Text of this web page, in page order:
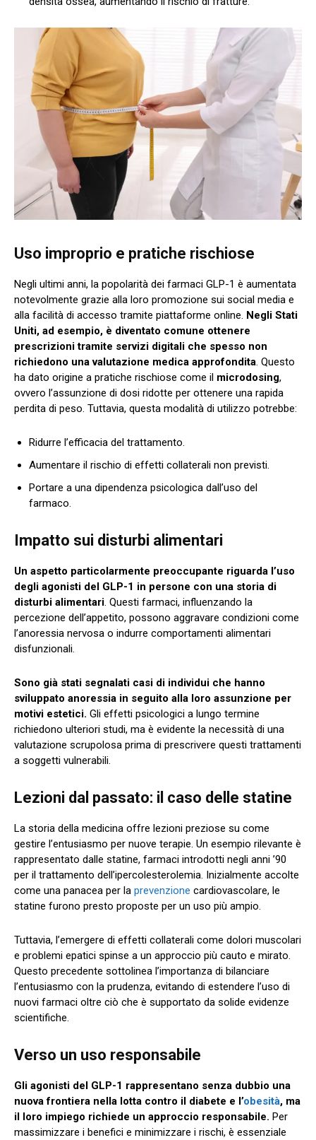
Uso improprio e pratiche rischiose
Negli ultimi anni, la popolarità dei farmaci GLP-1 è aumentata
notevolmente grazie alla loro promozione sui social media e
alla facilità di accesso tramite piattaforme online. Negli Stati
Uniti, ad esempio, è diventato comune ottenere
prescrizioni tramite servizi digitali che spesso non
richiedono una valutazione medica approfondita. Questo
ha dato origine a pratiche rischiose come il microdosing,
ovvero l’assunzione di dosi ridotte per ottenere una rapida
perdita di peso. Tuttavia, questa modalità di utilizzo potrebbe:
Ridurre l’efficacia del trattamento.
Aumentare il rischio di effetti collaterali non previsti.
Portare a una dipendenza psicologica dall’uso del
farmaco.
Impatto sui disturbi alimentari
Un aspetto particolarmente preoccupante riguarda l’uso
degli agonisti del GLP-1 in persone con una storia di
disturbi alimentari. Questi farmaci, influenzando la
percezione dell’appetito, possono aggravare condizioni come
l’anoressia nervosa o indurre comportamenti alimentari
disfunzionali.
Sono già stati segnalati casi di individui che hanno
sviluppato anoressia in seguito alla loro assunzione per
motivi estetici. Gli effetti psicologici a lungo termine
richiedono ulteriori studi, ma è evidente la necessità di una
valutazione scrupolosa prima di prescrivere questi trattamenti
a soggetti vulnerabili.
Lezioni dal passato: il caso delle statine
La storia della medicina offre lezioni preziose su come
gestire l’entusiasmo per nuove terapie. Un esempio rilevante è
rappresentato dalle statine, farmaci introdotti negli anni ’90
per il trattamento dell’ipercolesterolemia. Inizialmente accolte
come una panacea per la prevenzione cardiovascolare, le
statine furono presto proposte per un uso più ampio.
Tuttavia, l’emergere di effetti collaterali come dolori muscolari
e problemi epatici spinse a un approccio più cauto e mirato.
Questo precedente sottolinea l’importanza di bilanciare
l’entusiasmo con la prudenza, evitando di estendere l’uso di
nuovi farmaci oltre ciò che è supportato da solide evidenze
scientifiche.
Verso un uso responsabile
Gli agonisti del GLP-1 rappresentano senza dubbio una
nuova frontiera nella lotta contro il diabete e l’obesità, ma
il loro impiego richiede un approccio responsabile. Per
massimizzare i benefici e minimizzare i rischi, è essenziale